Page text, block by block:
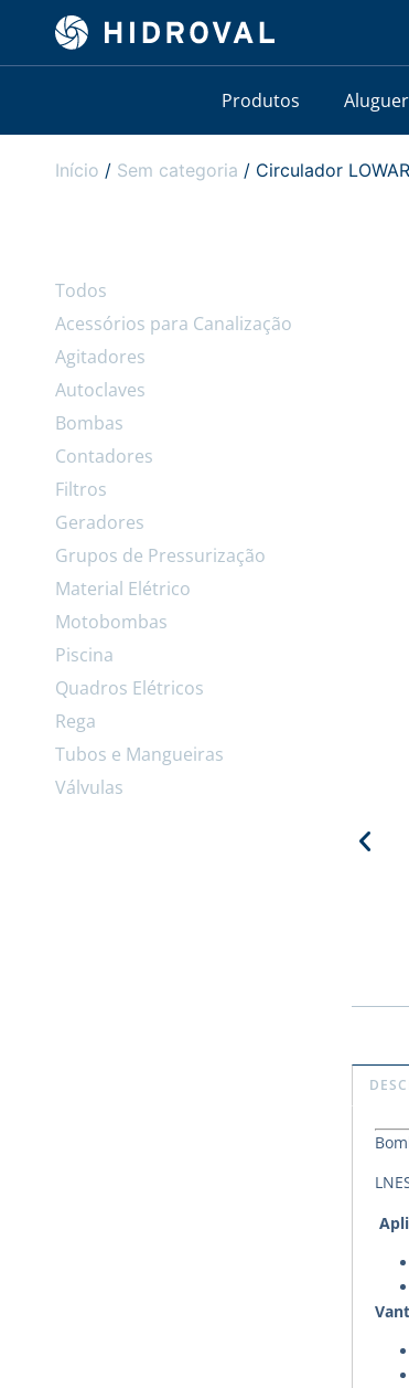
Produtos Aluguer
Início / Sem categoria / Circulador
Todos
Acessórios para Canalização
Agitadores
Autoclaves
Bombas
Contadores
Filtros
Geradores
Grupos de Pressurização
Material Elétrico
Motobombas
Piscina
Quadros Elétricos
Rega
Tubos e Mangueiras
Válvulas